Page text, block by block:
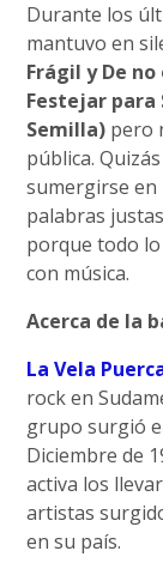
Durante los
mantuvo en
Frágil y De
Festejar para
Semilla) pero
pública.
sumergirse
palabras
porque todo
con música.
Acerca de la
La Vela
rock en
grupo surgió
Diciembre de
activa los
artistas
en su país.